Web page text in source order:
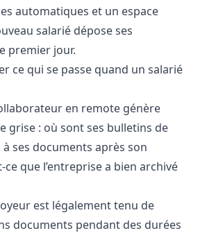
automatiques et un espace
salarié dépose ses
premier jour.
ce qui se passe quand un salarié
en remote génère
grise : où sont ses bulletins de
à ses documents après son
que l’entreprise a bien archivé
est légalement tenu de
documents pendant des durées